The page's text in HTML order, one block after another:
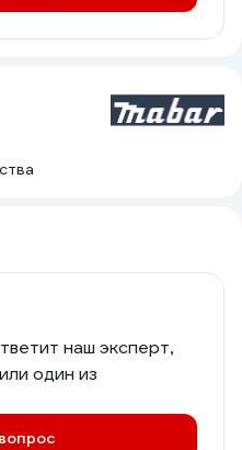
наш эксперт,
один из